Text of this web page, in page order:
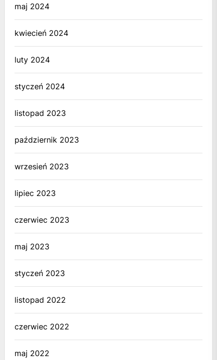
maj 2024
kwiecień 2024
luty 2024
styczeń 2024
listopad 2023
październik 2023
wrzesień 2023
lipiec 2023
czerwiec 2023
maj 2023
styczeń 2023
listopad 2022
czerwiec 2022
maj 2022